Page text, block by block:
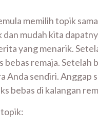
memilih topik
mudah kita
yang menarik.
remaja.
sendiri.
di kalangan